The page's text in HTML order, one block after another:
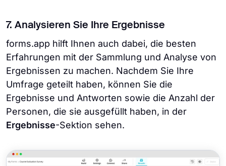
7. Analysieren Sie Ihre Ergebnisse
forms.app hilft Ihnen auch dabei, die besten
Erfahrungen mit der Sammlung und Analyse von
Ergebnissen zu machen. Nachdem Sie Ihre
Umfrage geteilt haben, können Sie die
Ergebnisse und Antworten sowie die Anzahl der
Personen, die sie ausgefüllt haben, in der
Ergebnisse-Sektion sehen.